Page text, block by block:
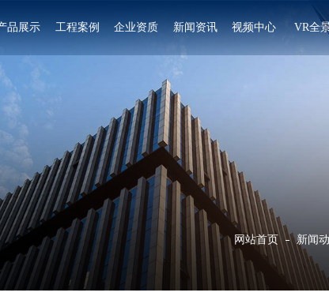
品展示 工程案例 企业资质 新闻资讯 视频中心 VR全
网站首页 新闻